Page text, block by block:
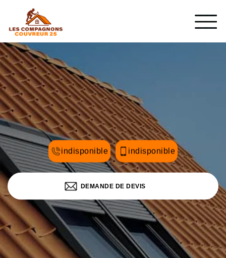
indisponible indisponible
DEMANDE DE DEVIS